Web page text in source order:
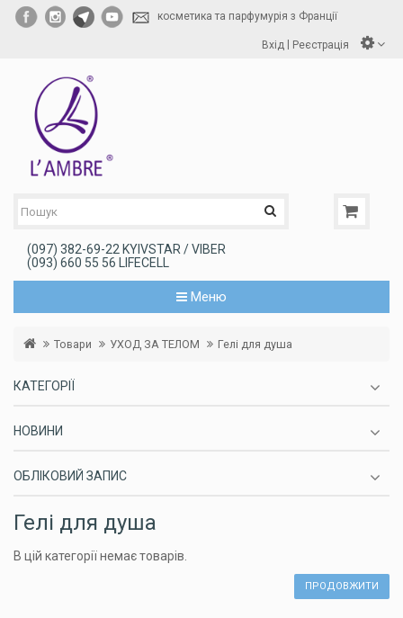
косметика та парфумурія з Франції
Вхід Реєстрація
(097) 382-69-22 KYIVSTAR / VIBER
(093) 660 55 56 LIFECELL
Меню
Товари УХОД ЗА ТЕЛОМ Гелі для душа
КАТЕГОРІЇ
НОВИНИ
ОБЛІКОВИЙ ЗАПИС
Гелі для душа
В цій категорії немає товарів.
ПРОДОВЖИТИ